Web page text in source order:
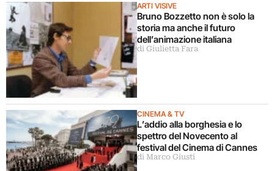
ARTI VISIVE
Bruno Bozzetto non è solo la
storia ma anche il futuro
dell’animazione italiana
di Giulietta Fara
CINEMA & TV
L’addio alla borghesia e lo
spettro del Novecento al
festival del Cinema di Cannes
di Marco Giusti